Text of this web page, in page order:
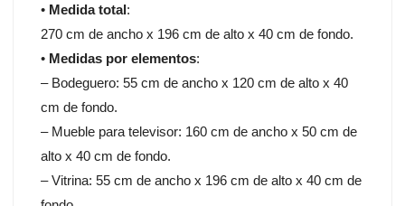
• Medida total:
270 cm de ancho x 196 cm de alto x 40 cm de fondo.
• Medidas por elementos:
– Bodeguero: 55 cm de ancho x 120 cm de alto x 40
cm de fondo.
– Mueble para televisor: 160 cm de ancho x 50 cm de
alto x 40 cm de fondo.
– Vitrina: 55 cm de ancho x 196 cm de alto x 40 cm de